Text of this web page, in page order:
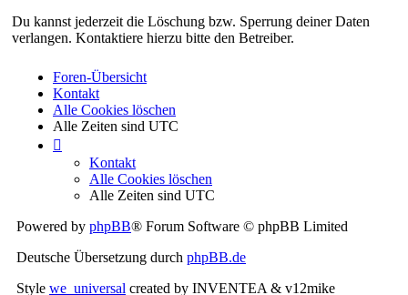
Du kannst jederzeit die Löschung bzw. Sperrung deiner Daten
verlangen. Kontaktiere hierzu bitte den Betreiber.
Foren-Übersicht
Kontakt
Alle Cookies löschen
Alle Zeiten sind UTC
Kontakt
Alle Cookies löschen
Alle Zeiten sind UTC
Powered by phpBB® Forum Software © phpBB Limited
Deutsche Übersetzung durch phpBB.de
Style we_universal created by INVENTEA & v12mike